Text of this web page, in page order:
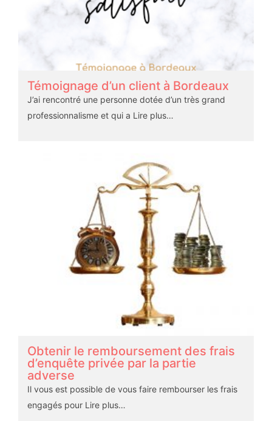
Témoignage d’un client à Bordeaux
J’ai rencontré une personne dotée d’un très grand
professionnalisme et qui a Lire plus…
Obtenir le remboursement des frais
d’enquête privée par la partie
adverse
Il vous est possible de vous faire rembourser les frais
engagés pour Lire plus…